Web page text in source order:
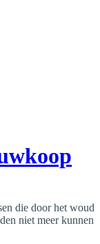
die door het woud
niet meer kunnen